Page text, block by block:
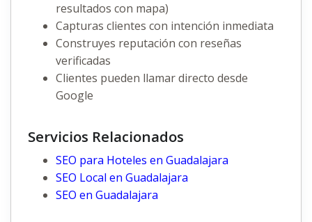
resultados con mapa)
Capturas clientes con intención inmediata
Construyes reputación con reseñas
verificadas
Clientes pueden llamar directo desde
Google
Servicios Relacionados
SEO para Hoteles en Guadalajara
SEO Local en Guadalajara
SEO en Guadalajara